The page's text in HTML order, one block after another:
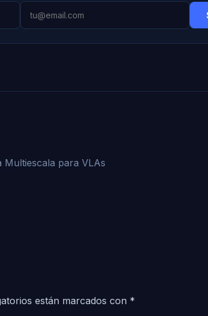
para VLAs
están marcados con *